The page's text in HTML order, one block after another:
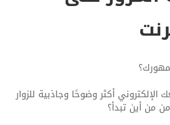
أكثر وضوحًا وجاذبية للزوار
من أين تبدأ؟